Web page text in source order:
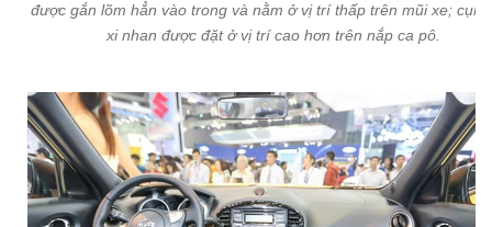
được gắn lõm hẳn vào trong và nằm ở vị trí thấp trên mũi xe; cụm
xi nhan được đặt ở vị trí cao hơn trên nắp ca pô.